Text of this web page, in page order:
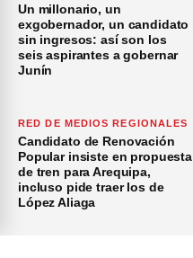
Un millonario, un
exgobernador, un candidato
sin ingresos: así son los
seis aspirantes a gobernar
Junín
RED DE MEDIOS REGIONALES
Candidato de Renovación
Popular insiste en propuesta
de tren para Arequipa,
incluso pide traer los de
López Aliaga